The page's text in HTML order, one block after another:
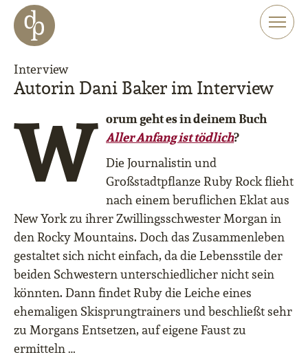
Zum Haupt-Inhalt springen
Zur Navigation springen
Zur Website-Suche springen
Interview
Autorin Dani Baker im Interview
W orum geht es in deinem Buch
Aller Anfang ist tödlich?
Die Journalistin und
Großstadtpflanze Ruby Rock flieht
nach einem beruflichen Eklat aus
New York zu ihrer Zwillingsschwester Morgan in
den Rocky Mountains. Doch das Zusammenleben
gestaltet sich nicht einfach, da die Lebensstile der
beiden Schwestern unterschiedlicher nicht sein
könnten. Dann findet Ruby die Leiche eines
ehemaligen Skisprungtrainers und beschließt sehr
zu Morgans Entsetzen, auf eigene Faust zu
ermitteln …